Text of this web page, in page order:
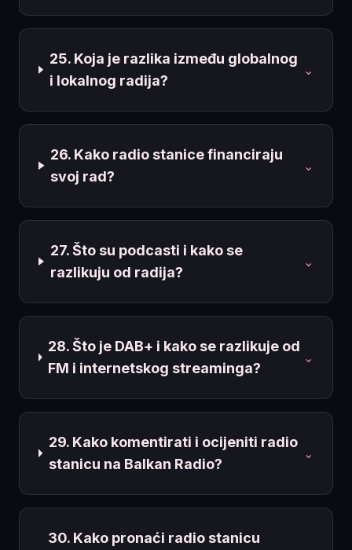
25. Koja je razlika između globalnog
i lokalnog radija?
⌄
26. Kako radio stanice financiraju
svoj rad?
⌄
27. Što su podcasti i kako se
razlikuju od radija?
⌄
28. Što je DAB+ i kako se razlikuje od
FM i internetskog streaminga?
⌄
29. Kako komentirati i ocijeniti radio
stanicu na Balkan Radio?
⌄
30. Kako pronaći radio stanicu